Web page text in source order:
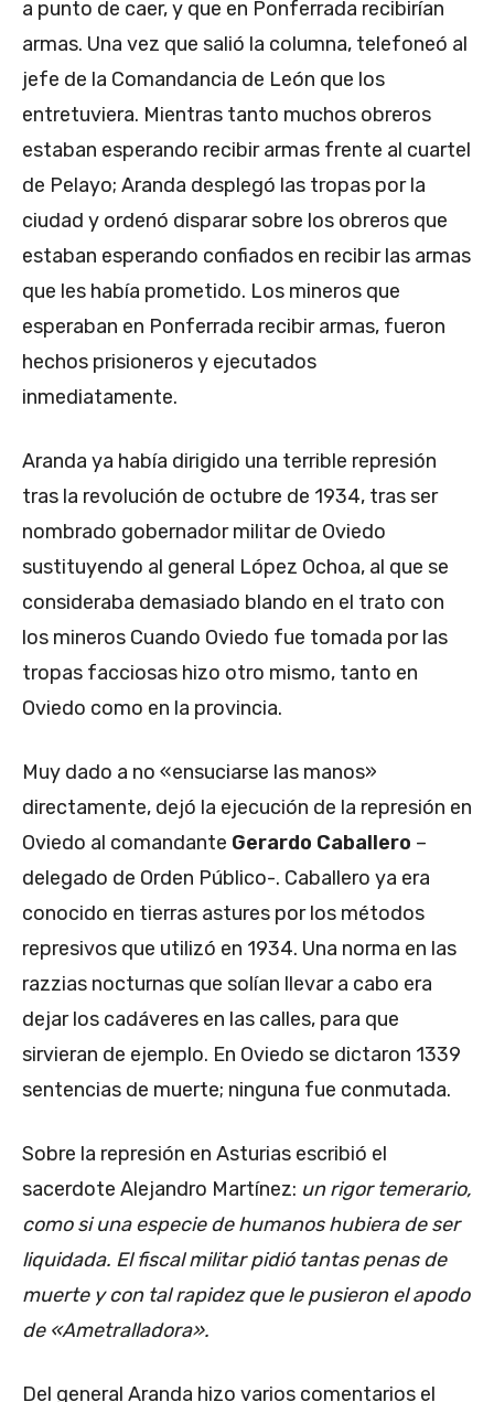
a punto de caer, y que en Ponferrada recibirían
armas. Una vez que salió la columna, telefoneó al
jefe de la Comandancia de León que los
entretuviera. Mientras tanto muchos obreros
estaban esperando recibir armas frente al cuartel
de Pelayo; Aranda desplegó las tropas por la
ciudad y ordenó disparar sobre los obreros que
estaban esperando confiados en recibir las armas
que les había prometido. Los mineros que
esperaban en Ponferrada recibir armas, fueron
hechos prisioneros y ejecutados
inmediatamente.
Aranda ya había dirigido una terrible represión
tras la revolución de octubre de 1934, tras ser
nombrado gobernador militar de Oviedo
sustituyendo al general López Ochoa, al que se
consideraba demasiado blando en el trato con
los mineros Cuando Oviedo fue tomada por las
tropas facciosas hizo otro mismo, tanto en
Oviedo como en la provincia.
Muy dado a no «ensuciarse las manos»
directamente, dejó la ejecución de la represión en
Oviedo al comandante Gerardo Caballero –
delegado de Orden Público-. Caballero ya era
conocido en tierras astures por los métodos
represivos que utilizó en 1934. Una norma en las
razzias nocturnas que solían llevar a cabo era
dejar los cadáveres en las calles, para que
sirvieran de ejemplo. En Oviedo se dictaron 1339
sentencias de muerte; ninguna fue conmutada.
Sobre la represión en Asturias escribió el
sacerdote Alejandro Martínez: un rigor temerario,
como si una especie de humanos hubiera de ser
liquidada. El fiscal militar pidió tantas penas de
muerte y con tal rapidez que le pusieron el apodo
de «Ametralladora».
Del general Aranda hizo varios comentarios el